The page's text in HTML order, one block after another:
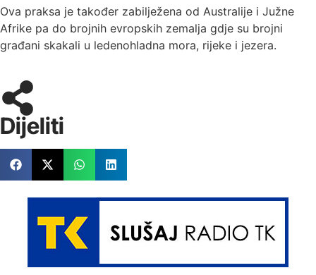
Ova praksa je također zabilježena od Australije i Južne
Afrike pa do brojnih evropskih zemalja gdje su brojni
građani skakali u ledenohladna mora, rijeke i jezera.
Dijeliti